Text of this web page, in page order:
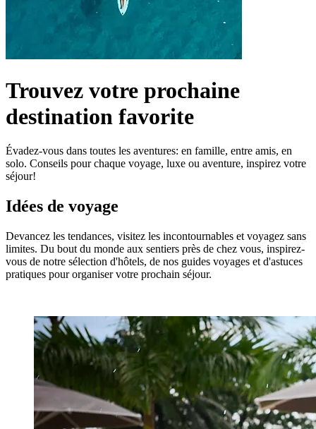
Trouvez votre prochaine
destination favorite
Évadez-vous dans toutes les aventures: en famille, entre amis, en
solo. Conseils pour chaque voyage, luxe ou aventure, inspirez votre
séjour!
Idées de voyage
Devancez les tendances, visitez les incontournables et voyagez sans
limites. Du bout du monde aux sentiers près de chez vous, inspirez-
vous de notre sélection d'hôtels, de nos guides voyages et d'astuces
pratiques pour organiser votre prochain séjour.